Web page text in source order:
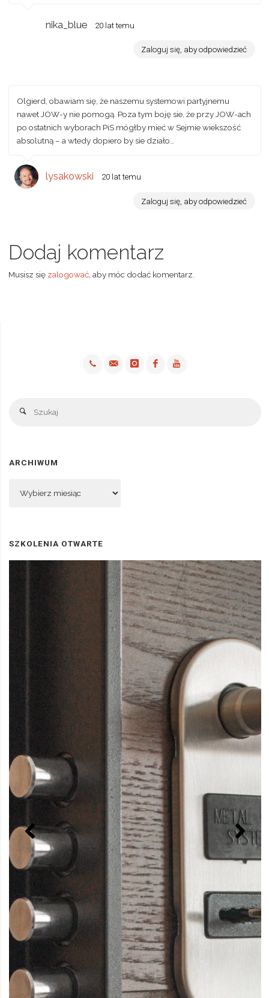
nika_blue 20 lat temu
Zaloguj się, aby odpowiedzieć
Olgierd, obawiam się, że naszemu systemowi partyjnemu
nawet JOW-y nie pomogą. Poza tym boję sie, że przy JOW-ach
po ostatnich wyborach PiS mógłby mieć w Sejmie wiekszość
absolutną – a wtedy dopiero by sie działo…
lysakowski 20 lat temu
Zaloguj się, aby odpowiedzieć
Dodaj komentarz
Musisz się zalogować, aby móc dodać komentarz.
Szukaj
ARCHIWUM
SZKOLENIA OTWARTE